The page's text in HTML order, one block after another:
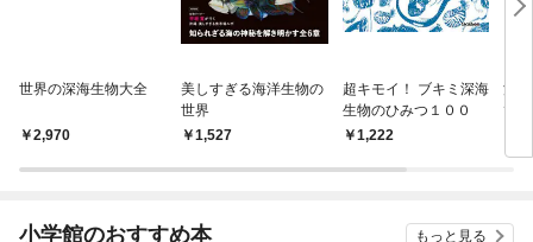
世界の深海生物大全
2,970
美しすぎる海洋生物の
世界
1,527
超キモイ！ ブキミ深海
生物のひみつ１００
1,222
深
て
館”
小学館のおすすめ本 もっと見る